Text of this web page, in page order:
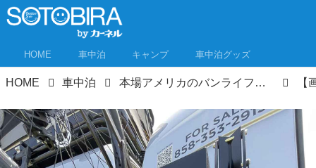
HOME 車中泊 キャンプ 車中泊グッズ
HOME 車中泊 本場アメリカのバンライフイベントを取材！ USキャンパースタイルはいま何が流行ってる？①